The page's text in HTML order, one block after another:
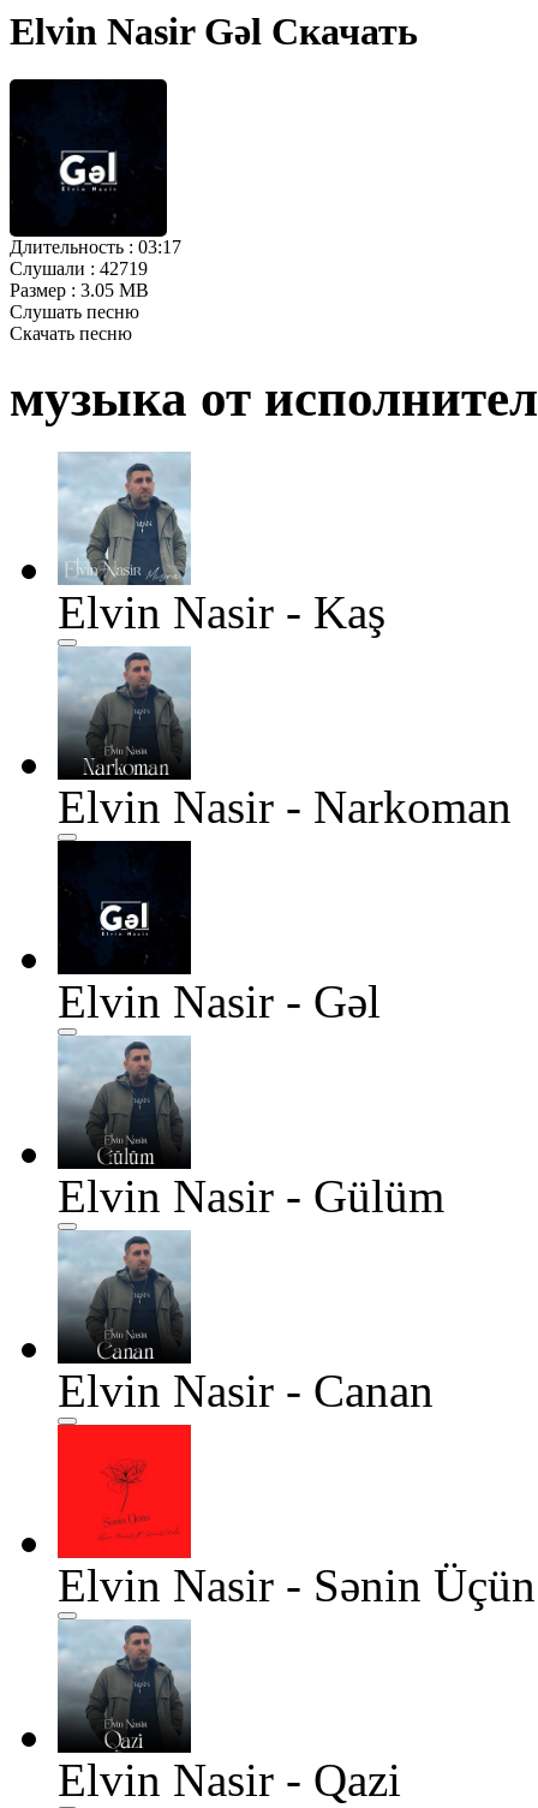
Elvin Nasir Gəl Скачать
Длительность : 03:17
Слушали : 42719
Размер : 3.05 MB
Слушать песню
Скачать песню
музыка от
Elvin Nasir - Kaş
Elvin Nasir - Narkoman
Elvin Nasir - Gəl
Elvin Nasir - Gülüm
Elvin Nasir - Canan
Elvin Nasir - Sənin
Elvin Nasir - Qazi